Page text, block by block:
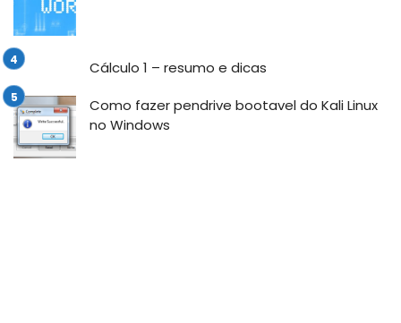
Cálculo 1 – resumo e dicas
Como fazer pendrive bootavel do Kali Linux
no Windows